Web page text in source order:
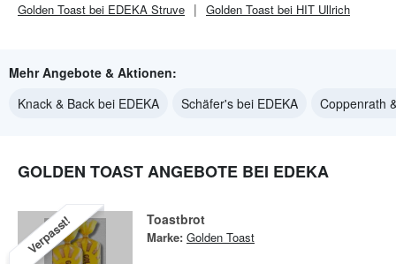
Golden Toast bei EDEKA Struve
Golden Toast bei HIT Ullrich
Mehr Angebote & Aktionen:
Knack & Back bei EDEKA
Schäfer's bei EDEKA Coppenrath
GOLDEN TOAST ANGEBOTE BEI EDEKA
Verpasst! Toastbrot
Marke: Golden Toast